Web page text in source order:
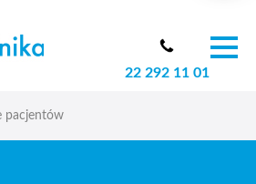
Zespół
22 292 11 01
pacjentów